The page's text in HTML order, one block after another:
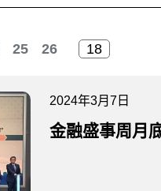
25 26
2024年3月7日
金融盛事周月